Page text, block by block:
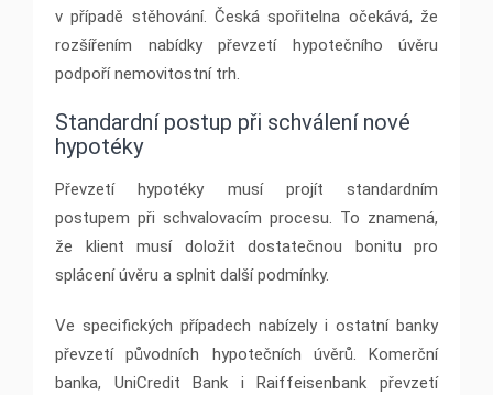
v případě stěhování. Česká spořitelna očekává, že
rozšířením nabídky převzetí hypotečního úvěru
podpoří nemovitostní trh.
Standardní postup při schválení nové
hypotéky
Převzetí hypotéky musí projít standardním
postupem při schvalovacím procesu. To znamená,
že klient musí doložit dostatečnou bonitu pro
splácení úvěru a splnit další podmínky.
Ve specifických případech nabízely i ostatní banky
převzetí původních hypotečních úvěrů. Komerční
banka, UniCredit Bank i Raiffeisenbank převzetí